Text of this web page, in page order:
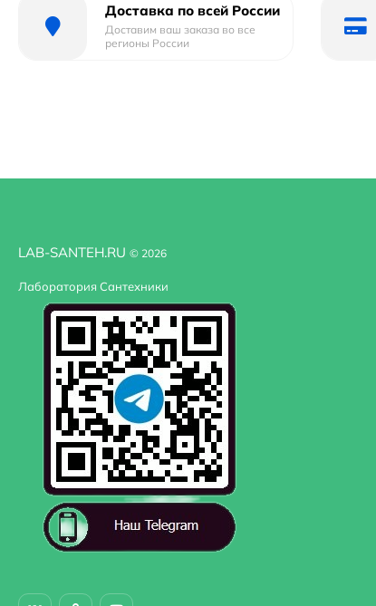
Доставка по всей России
Доставим ваш заказа во все
регионы России
LAB-SANTEH.RU © 2026
Лаборатория Сантехники